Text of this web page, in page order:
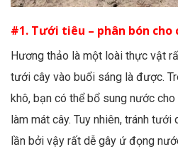
#1. Tưới tiêu – phân bón
Hương thảo là một loài thực vật
tưới cây vào buổi sáng là được.
khô, bạn có thể bổ sung nước
làm mát cây. Tuy nhiên, tránh
lần bởi vậy rất dễ gây ứ đọng